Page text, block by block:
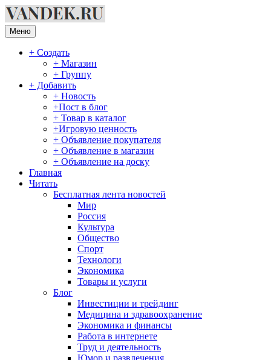
Перейти
к
содержимому
Меню
+ Создать
+ Магазин
+ Группу
+ Добавить
+ Новость
+Пост в блог
+ Товар в каталог
+Игровую ценность
+ Объявление покупателя
+ Объявление в магазин
+ Объявление на доску
Главная
Читать
Бесплатная лента новостей
Мир
Россия
Культура
Общество
Спорт
Технологи
Экономика
Товары и услуги
Блог
Инвестиции и трейдинг
Медицина и здравоохранение
Экономика и финансы
Работа в интернете
Труд и деятельность
Юмор и развлечения